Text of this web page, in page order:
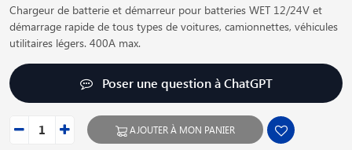
Chargeur de batterie et démarreur pour batteries WET 12/24V et
démarrage rapide de tous types de voitures, camionnettes, véhicules
utilitaires légers. 400A max.
Poser une question à ChatGPT
AJOUTER À MON PANIER